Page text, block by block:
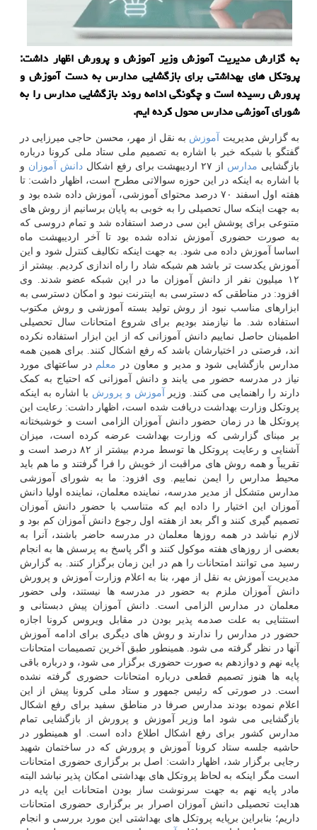
به گزارش مدیریت آموزش وزیر آموزش و پرورش اظهار داشت:
پروتكل های بهداشتی برای بازگشایی مدارس به دست آموزش و
پرورش رسیده است و چگونگی ادامه روند بازگشایی مدارس را به
شورای آموزشی مدارس محول كرده ایم.
به گزارش مدیریت آموزش به نقل از مهر، محسن حاجی میرزایی در
گفتگو با شبکه خبر با اشاره به تصمیم ملی ستاد ملی کرونا درباره
بازگشایی مدارس از ۲۷ اردیبهشت برای رفع اشکال دانش آموزان و
با اشاره به اینکه در این حوزه سوالاتی مطرح است، اظهار داشت: تا
هفته اول اسفند ۷۰ درصد محتوای آموزشی، آموزش داده شده بود و
به جهت اینکه سال تحصیلی را به خوبی به پایان برسانیم از روش های
متنوعی برای پوشش این سی درصد استفاده شد و تمام دروسی که
به صورت حضوری آموزش نداده شده بود تا آخر اردیبهشت ماه
اساسا آموزش داده می شود. به جهت اینکه تکالیف کنترل شود و این
آموزش یکدست تر باشد هم شبکه شاد را راه اندازی کردیم. بیشتر از
۱۲ میلیون نفر از دانش آموزان ما در این شبکه عضو شدند. وی
افزود: در مناطقی که دسترسی به اینترنت نبود و امکان دسترسی به
ابزارهای مناسب نبود از روش تولید بسته آموزشی و روش مکتوب
استفاده شد. ما نیازمند بودیم برای شروع امتحانات سال تحصیلی
اطمینان حاصل نماییم دانش آموزانی که از این ابزار استفاده نکرده
اند، فرصتی در اختیارشان باشد که رفع اشکال کنند. برای همین همه
مدارس بازگشایی شود و مدیر و معاون در معلم در ساعتهای مورد
نیاز در مدرسه حضور می یابند و دانش آموزانی که احتیاج به کمک
دارند را راهنمایی می کنند. وزیر
آموزش و پرورش با اشاره به اینکه
پروتکل وزارت بهداشت دریافت شده است، اظهار داشت: رعایت این
پروتکل ها در زمان حضور دانش آموزان الزامی است و خوشبختانه
بر مبنای گزارشی که وزارت بهداشت عرضه کرده است، میزان
آشنایی و رعایت پروتکل ها توسط مردم بیشتر از ۸۲ درصد است و
تقریباً و همه روش های مراقبت از خویش را فرا گرفتند و ما هم باید
محیط مدارس را ایمن نماییم. وی افزود: ما به شورای آموزشی
مدارس متشکل از مدیر مدرسه، نماینده معلمان، نماینده اولیا دانش
آموزان این اختیار را داده ایم که متناسب با حضور دانش آموزان
تصمیم گیری کنند و اگر بعد از هفته اول رجوع دانش آموزان کم بود و
لازم نباشد در همه روزها معلمان در مدرسه حاضر باشند، آنرا به
بعضی از روزهای هفته موکول کنند و اگر پاسخ به پرسش ها به انجام
رسید می توانند امتحانات را هم در این زمان برگزار کنند. به گزارش
مدیریت آموزش به نقل از مهر، بنا به اعلام وزارت آموزش و پرورش
دانش آموزان ملزم به حضور در مدرسه ها نیستند، ولی حضور
معلمان در مدارس الزامی است. دانش آموزان پیش دبستانی و
استثنایی به علت صدمه پذیر بودن در مقابل ویروس کرونا اجازه
حضور در مدارس را ندارند و روش های دیگری برای ادامه آموزش
آنها در نظر گرفته می شود. همینطور طبق آخرین تصمیمات امتحانات
پایه نهم و دوازدهم به صورت حضوری برگزار می شود، و درباره باقی
پایه ها هنوز تصمیم قطعی درباره امتحانات حضوری گرفته نشده
است. در صورتی که رئیس جمهور و ستاد ملی کرونا پیش از این
اعلام نموده بودند مدارس صرفا در مناطق سفید برای رفع اشکال
بازگشایی می شود اما وزیر آموزش و پرورش از بازگشایی تمام
مدارس کشور برای رفع اشکال اطلاع داده است. او همینطور در
حاشیه جلسه ستاد کرونا آموزش و پرورش که در ساختمان شهید
رجایی برگزار شد، اظهار داشت: اصل بر برگزاری حضوری امتحانات
است مگر اینکه به لحاظ پروتکل های بهداشتی امکان پذیر نباشد البته
مادر پایه نهم به جهت سرنوشت ساز بودن امتحانات این پایه در
هدایت تحصیلی دانش آموزان اصرار بر برگزاری حضوری امتحانات
داریم؛ بنابراین برپایه پروتکل های بهداشتی این مورد بررسی و انجام